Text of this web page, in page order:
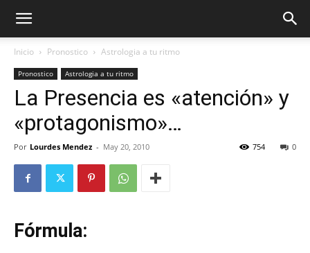
Inicio Pronostico Astrologia a tu ritmo
Pronostico Astrologia a tu ritmo
La Presencia es «atención» y
«protagonismo»…
Por Lourdes Mendez - May 20, 2010 0
754
Fórmula: